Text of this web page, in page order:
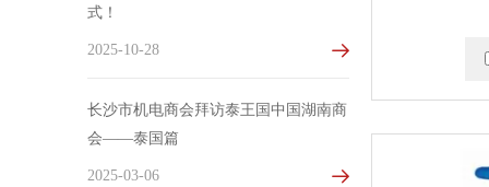
式！
2025-10-28
长沙市机电商会拜访泰王国中国湖南商
会——泰国篇
2025-03-06